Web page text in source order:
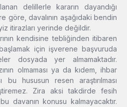
delillerle kararın dayandığı
göre, davalının aşağıdaki bendin
itirazları yerinde değildir.
kendisine tebliğinden itibaren
için işverene başvuruda
dosyada yer almamaktadır.
olmaması ya da kıdem, ihbar
bu hususun resen araştırılması
Zira aksi takdirde fesih
davanın konusu kalmayacaktır.